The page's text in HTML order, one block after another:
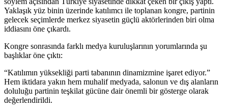
Yaklaşık yüz binin üzerinde katılımcı ile toplanan kongre, partinin
gelecek seçimlerde merkez siyasetin güçlü aktörlerinden biri olma
iddiasını öne çıkardı.
Kongre sonrasında farklı medya kuruluşlarının yorumlarında şu
başlıklar öne çıktı:
“Katılımın yüksekliği parti tabanının dinamizmine işaret ediyor.”
Hem iktidara yakın hem muhalif medyada, salonun ve dış alanların
doluluğu partinin teşkilat gücüne dair önemli bir gösterge olarak
değerlendirildi.